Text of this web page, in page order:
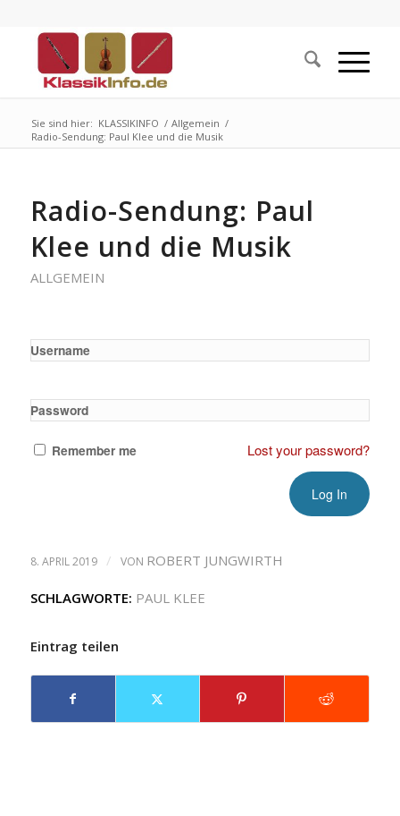
Sie sind hier: KLASSIKINFO / Allgemein /
Radio-Sendung: Paul Klee und die Musik
Radio-Sendung: Paul
Klee und die Musik
ALLGEMEIN
Username
Password
Remember me Lost your password?
8. APRIL 2019 / VON ROBERT JUNGWIRTH
SCHLAGWORTE: PAUL KLEE
Eintrag teilen